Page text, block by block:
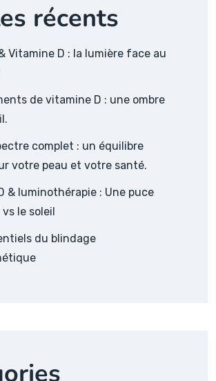
récents
Vitamine D : la lumière face au
de vitamine D : une ombre
complet : un équilibre
votre peau et votre santé.
& luminothérapie : Une puce
le soleil
du blindage